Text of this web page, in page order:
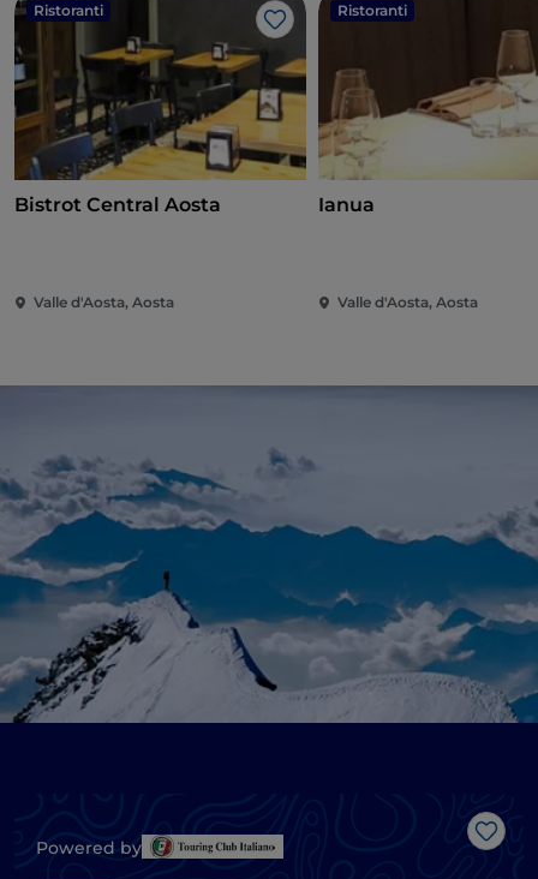
Ristoranti
Like
Bistrot Central Aosta
Valle d'Aosta, Aosta
Ristoranti
Ianua
Valle d'Aosta, Aosta
Like
Powered by